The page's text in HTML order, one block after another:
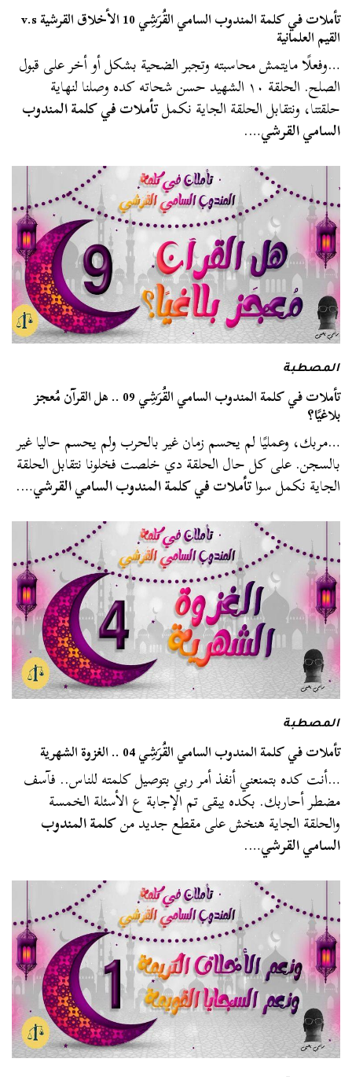
تأملات في كلمة المندوب السامي القُرَشِي 10 الأخلاق القرشية v.s
القيم العلمانية
…وفعلًا مايتمش محاسبته وتجبر الضحية بشكل أو أخر على قبول
الصلح. الحلقة ١٠ الشهيد حسن شحاته كده وصلنا لنهاية
حلقتنا، ونتقابل الحلقة الجاية نكملتأملات في كلمة المندوب
السامي القرشي….
المصطبة
تأملات في كلمة المندوب السامي القُرَشِي 09 .. هل القرآن مُعجز
بلاغيًا؟
…مربك، وعمليًا لم يحسم زمان غير بالحرب ولم يحسم حاليا غير
بالسجن. على كل حال الحلقة دي خلصت فخلونا نتقابل الحلقة
الجاية نكمل سواتأملات في كلمة المندوب السامي القرشي….
المصطبة
تأملات في كلمة المندوب السامي القُرَشِي 04 .. الغزوة الشهرية
…أنت كده بتمنعني أنفذ أمر ربي بتوصيل كلمته للناس.. فآسف
مضطر أحاربك. بكده يبقى تم الإجابة ع الأسئلة الخمسة
والحلقة الجاية هنخش على مقطع جديد منكلمة المندوب
السامي القرشي….